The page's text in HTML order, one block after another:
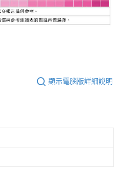
顯示電腦版詳細說明